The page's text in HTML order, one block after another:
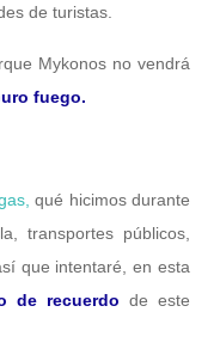
de turistas.
Mykonos no vendrá
fuego.
qué hicimos durante
transportes públicos,
que intentaré, en esta
de recuerdo de este